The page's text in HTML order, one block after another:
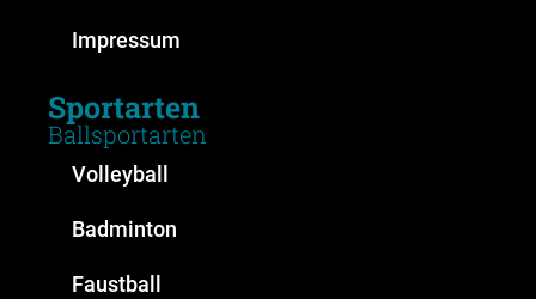
Impressum
Sportarten
Ballsportarten
Volleyball
Badminton
Faustball